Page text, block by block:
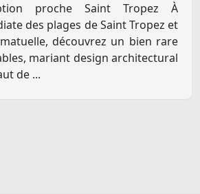
proche Saint Tropez À
des plages de Saint Tropez et
découvrez un bien rare
mariant design architectural
de ...